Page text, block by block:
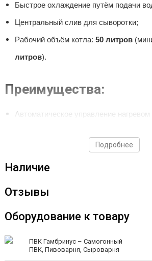
Быстрое охлаждение путём подачи
Центральный слив для сыворотки;
Рабочий объём котла: 50 литров
литров).
Преимущества:
Автоматическое управление нагревом
Эффективная мешалка для молока и
сырного зерна;
Пример использования
(пастеризация):
Подробнее
Наличие
Отзывы
Оборудование к товару
ПВК Гамбринус – Самогонный
ПВК, Пивоварня, Сыроварня